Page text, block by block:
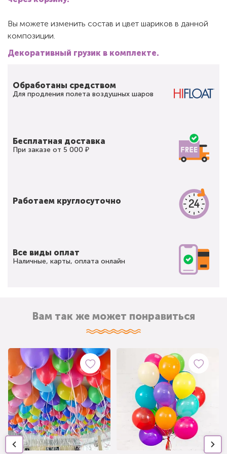
Вы можете изменить состав и цвет шариков в данной
композиции.
Декоративный грузик в комплекте.
Обработаны средством
Для продления полета воздушных шаров
Бесплатная доставка
При заказе от 5 000 ₽
Работаем круглосуточно
Все виды оплат
Наличные, карты, оплата онлайн
Вам так же может понравиться